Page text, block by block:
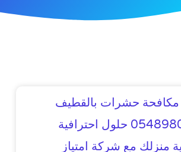
حشرات بالقطيف
0548980059 حلول احترافية
منزلك مع شركة امتياز